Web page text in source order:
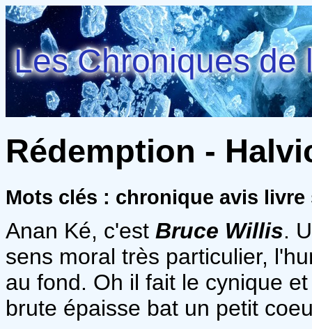
Les Chroniques de
Rédemption -
Mots clés : chronique avis livre
Anan Ké, c'est Bruce Willis.
sens moral très particulier,
au fond. Oh il fait le cynique
brute épaisse bat un petit